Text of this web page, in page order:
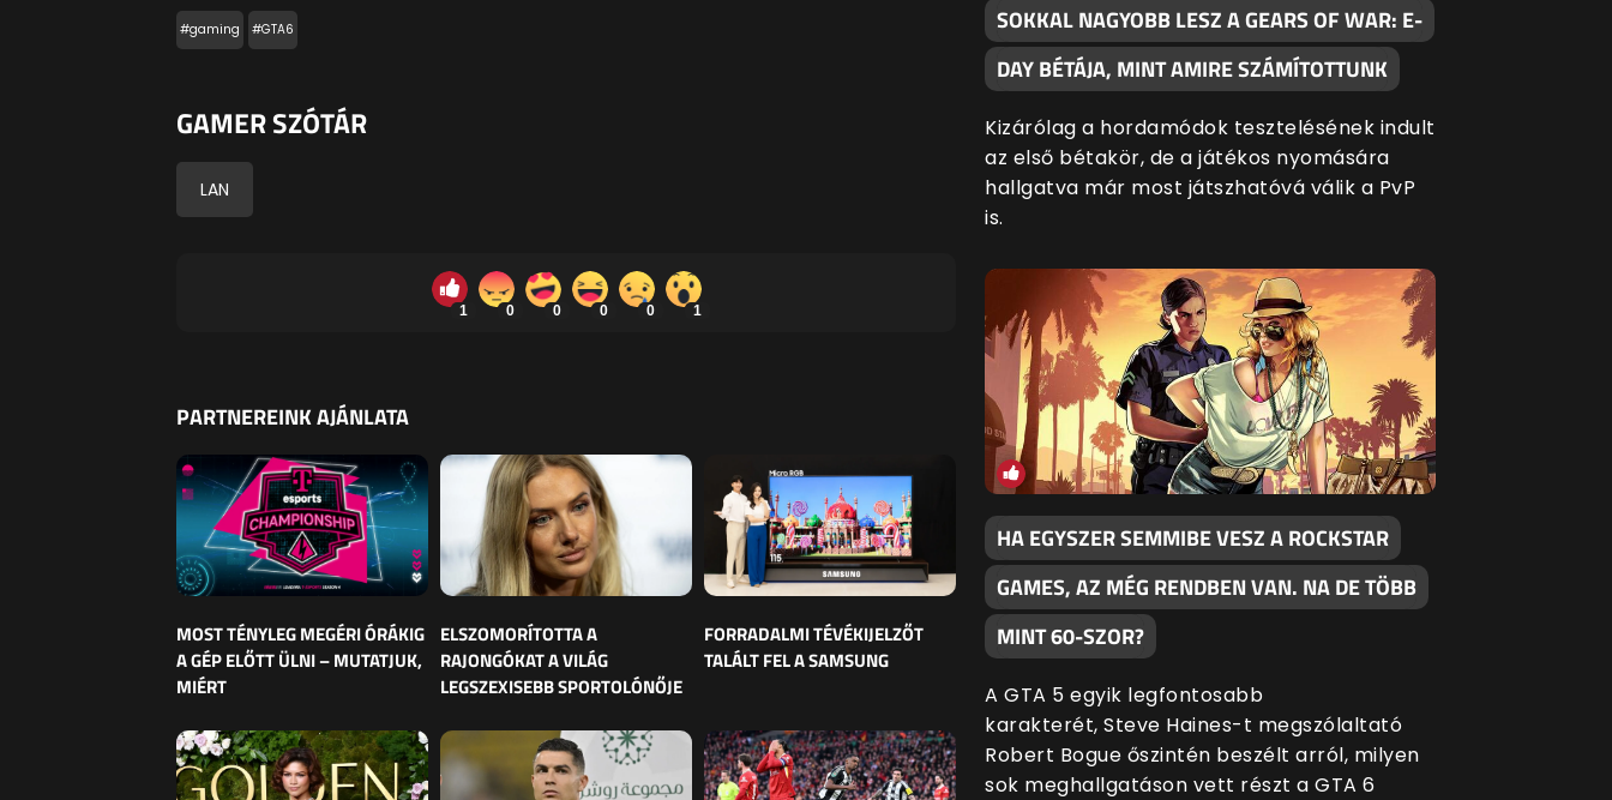
#gaming #GTA6
GAMER SZÓTÁR
LAN
1 0 0 0 0 1
PARTNEREINK AJÁNLATA
MOST TÉNYLEG MEGÉRI ÓRÁKIG
A GÉP ELŐTT ÜLNI – MUTATJUK,
MIÉRT
ELSZOMORÍTOTTA A
RAJONGÓKAT A VILÁG
LEGSZEXISEBB SPORTOLÓNŐJE
FORRADALMI TÉVÉKIJELZŐT
TALÁLT FEL A SAMSUNG
SOKKAL NAGYOBB LESZ A GEARS OF WAR: E-
DAY BÉTÁJA, MINT AMIRE SZÁMÍTOTTUNK
Kizárólag a hordamódok tesztelésének indult
az első bétakör, de a játékos nyomására
hallgatva már most játszhatóvá válik a PvP
is.
HA EGYSZER SEMMIBE VESZ A ROCKSTAR
GAMES, AZ MÉG RENDBEN VAN. NA DE TÖBB
MINT 60-SZOR?
A GTA 5 egyik legfontosabb
karakterét, Steve Haines-t megszólaltató
Robert Bogue őszintén beszélt arról, milyen
sok meghallgatáson vett részt a GTA 6